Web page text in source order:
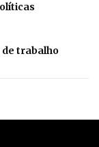
de trabalho